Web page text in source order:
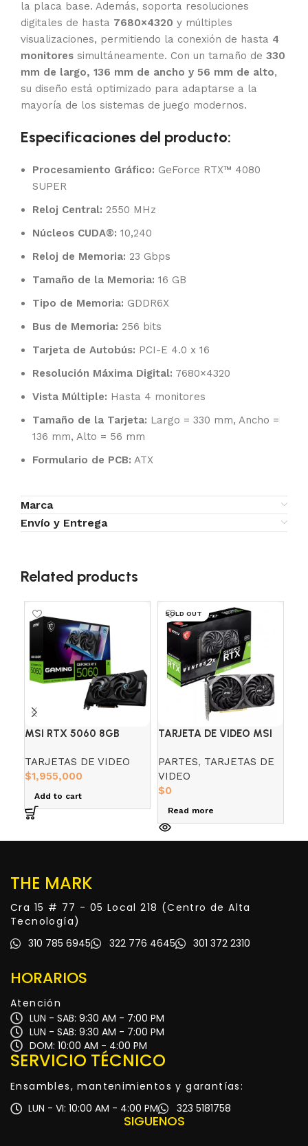
la placa base. Además, soporta resoluciones
digitales de hasta 7680×4320 y múltiples
visualizaciones, permitiendo la conexión de hasta 4
monitores simultáneamente. Con un tamaño de 330
mm de largo, 136 mm de ancho y 56 mm de alto,
su diseño está optimizado para adaptarse a la
mayoría de los sistemas de juego modernos.
Especificaciones del producto:
Procesamiento Gráfico: GeForce RTX™ 4080
SUPER
Reloj Central: 2550 MHz
Núcleos CUDA®: 10,240
Reloj de Memoria: 23 Gbps
Tamaño de la Memoria: 16 GB
Tipo de Memoria: GDDR6X
Bus de Memoria: 256 bits
Tarjeta de Autobús: PCI-E 4.0 x 16
Resolución Máxima Digital: 7680×4320
Vista Múltiple: Hasta 4 monitores
Tamaño de la Tarjeta: Largo = 330 mm, Ancho =
136 mm, Alto = 56 mm
Formulario de PCB: ATX
Marca
Envío y Entrega
Related products
MSI RTX 5060 8GB
TARJETAS DE VIDEO
$1,955,000
Add to cart
SOLD OUT
TARJETA DE VIDEO MSI
VENTUS 2X
PARTES, TARJETAS DE
VIDEO
$0
Read more
THE MARK
Cra 15 # 77 - 05 Local 218 (Centro de Alta
Tecnología)
310 785 6945
322 776 4645 301 372 2310
HORARIOS
Atención
LUN - SAB: 9:30 AM - 7:00 PM
LUN - SAB: 9:30 AM - 7:00 PM
DOM: 10:00 AM - 4:00 PM
SERVICIO TÉCNICO
Ensambles, mantenimientos y garantías:
LUN - VI: 10:00 AM - 4:00 PM
323 5181758
SIGUENOS